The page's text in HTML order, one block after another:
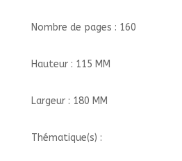
Nombre de pages : 160
Hauteur : 115 MM
Largeur : 180 MM
Thématique(s) :